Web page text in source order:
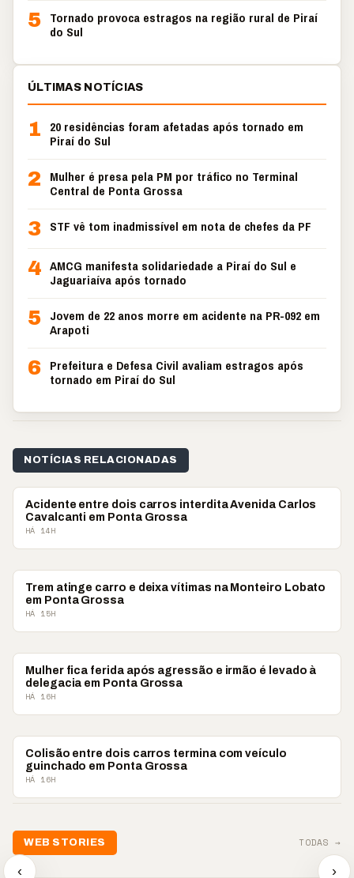
5 Tornado provoca estragos na região rural de Piraí
do Sul
ÚLTIMAS NOTÍCIAS
1
20 residências foram afetadas após tornado em
Piraí do Sul
2
Mulher é presa pela PM por tráfico no Terminal
Central de Ponta Grossa
3 STF vê tom inadmissível em nota de chefes da PF
4 AMCG manifesta solidariedade a Piraí do Sul e
Jaguariaíva após tornado
5 Jovem de 22 anos morre em acidente na PR-092 em
Arapoti
6 Prefeitura e Defesa Civil avaliam estragos após
tornado em Piraí do Sul
NOTÍCIAS RELACIONADAS
POLICIAL
Acidente entre dois carros interdita Avenida Carlos
Cavalcanti em Ponta Grossa
HÁ 14H
POLICIAL
Trem atinge carro e deixa vítimas na Monteiro Lobato
em Ponta Grossa
HÁ 15H
POLICIAL
Mulher fica ferida após agressão e irmão é levado à
delegacia em Ponta Grossa
HÁ 16H
POLICIAL
Colisão entre dois carros termina com veículo
guinchado em Ponta Grossa
HÁ 16H
WEB STORIES TODAS →
‹
📢💜 Agosto Lilás
reforça combate à
violência contra a
mulher
📢 Noite
chega
oração
›